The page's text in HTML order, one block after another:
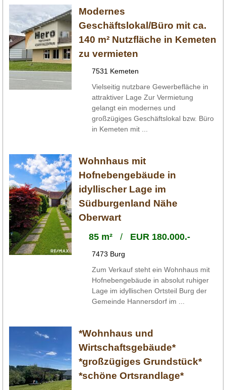
Modernes
Geschäftslokal/Büro mit ca.
140 m² Nutzfläche in Kemeten
zu vermieten
7531 Kemeten
Vielseitig nutzbare Gewerbefläche in
attraktiver Lage Zur Vermietung
gelangt ein modernes und
großzügiges Geschäftslokal bzw. Büro
in Kemeten mit ...
Wohnhaus mit
Hofnebengebäude in
idyllischer Lage im
Südburgenland Nähe
Oberwart
85 m²/ EUR 180.000.-
7473 Burg
Zum Verkauf steht ein Wohnhaus mit
Hofnebengebäude in absolut ruhiger
Lage im idyllischen Ortsteil Burg der
Gemeinde Hannersdorf im ...
*Wohnhaus und
Wirtschaftsgebäude*
*großzügiges Grundstück*
*schöne Ortsrandlage*